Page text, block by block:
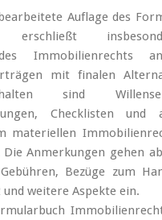
Auflage des
erschließt
Immobilienrechts
mit finalen
sind
Checklisten und
materiellen
Anmerkungen gehen
Bezüge zum
weitere Aspekte ein.